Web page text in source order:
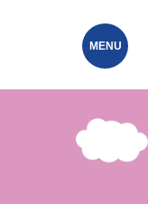
MENU